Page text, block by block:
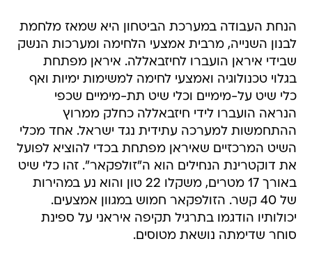
הנחת העבודה במערכת הביטחון היא שמאז מלחמת
לבנון השנייה, מרבית אמצעי הלחימה ומערכות הנשק
שבידי איראן הועברו לחיזבאללה. איראן מפתחת
בגלוי טכנולוגיה ואמצעי לחימה למשימות ימיות ואף
כלי שיט על-מימיים וכלי שיט תת-מימיים שכפי
הנראה הועברו לידי חיזבאללה כחלק ממרוץ
ההתחמשות למערכה עתידית נגד ישראל. אחד מכלי
השיט המרכזיים שאיראן מפתחת בכדי להוציא לפועל
את דוקטרינת הנחילים הוא ה"זולפקאר". זהו כלי שיט
באורך 17 מטרים, משקלו 22 טון והוא נע במהירות
של 40 קשר. הזולפקאר חמוש במגוון אמצעים.
יכולותיו הודגמו בתרגיל תקיפה איראני על ספינת
סוחר שדימתה נושאת מטוסים.